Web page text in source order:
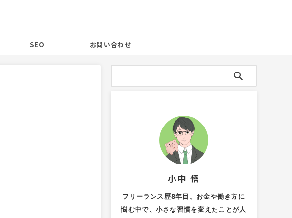
SEO お問い合わせ
小中 悟
フリーランス歴8年目。お金や働き方に
悩む中で、小さな習慣を変えたことが人